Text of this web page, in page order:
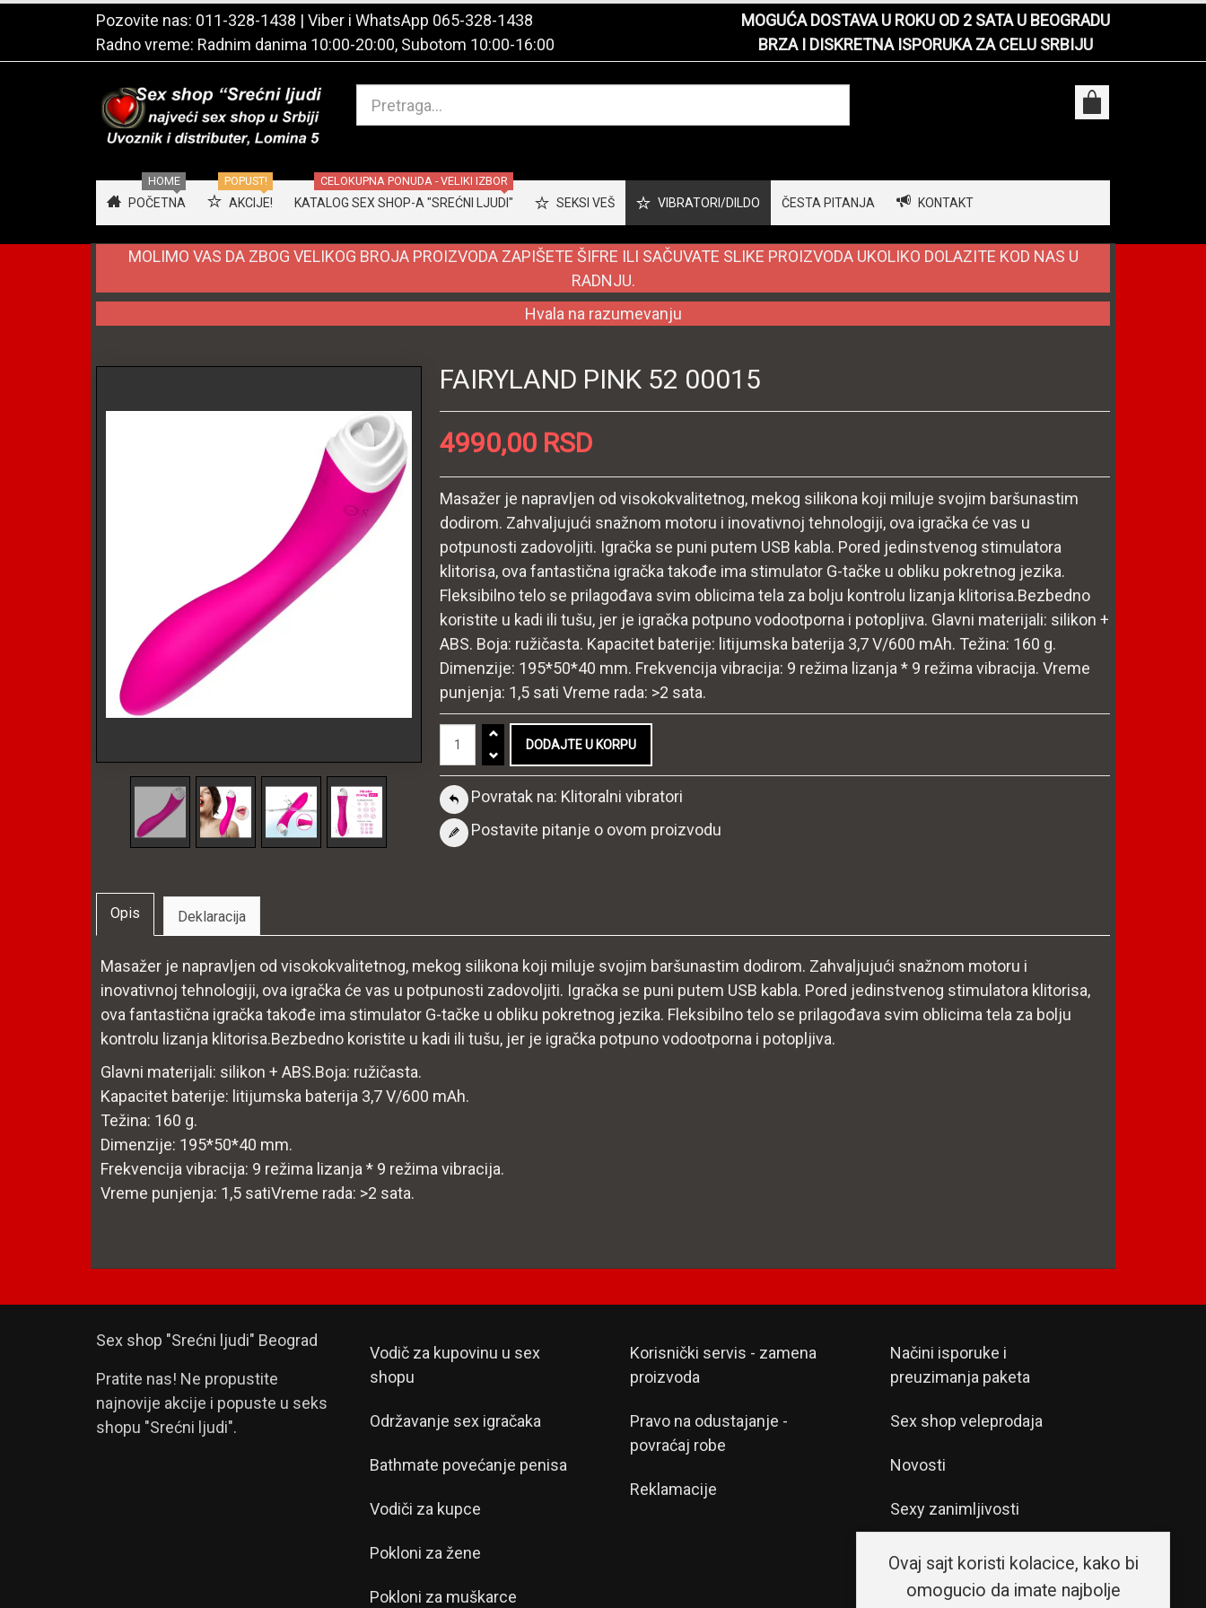
Pozovite nas: 011-328-1438 | Viber i WhatsApp 065-328-1438
Radno vreme: Radnim danima 10:00-20:00, Subotom 10:00-16:00
MOGUĆA DOSTAVA U ROKU OD 2 SATA U BEOGRADU
BRZA I DISKRETNA ISPORUKA ZA CELU SRBIJU
POČETNA
HOME
AKCIJE!
POPUST!
KATALOG SEX SHOP-A "SREĆNI LJUDI"
CELOKUPNA PONUDA - VELIKI IZBOR
SEKSI VEŠ VIBRATORI/DILDO ČESTA PITANJA KONTAKT
MOLIMO VAS DA ZBOG VELIKOG BROJA PROIZVODA ZAPIŠETE ŠIFRE ILI SAČUVATE SLIKE PROIZVODA UKOLIKO DOLAZITE KOD NAS U
RADNJU.
Hvala na razumevanju
FAIRYLAND PINK 52 00015
4990,00 RSD
Masažer je napravljen od visokokvalitetnog, mekog silikona koji miluje svojim baršunastim
dodirom. Zahvaljujući snažnom motoru i inovativnoj tehnologiji, ova igračka će vas u
potpunosti zadovoljiti. Igračka se puni putem USB kabla. Pored jedinstvenog stimulatora
klitorisa, ova fantastična igračka takođe ima stimulator G-tačke u obliku pokretnog jezika.
Fleksibilno telo se prilagođava svim oblicima tela za bolju kontrolu lizanja klitorisa.Bezbedno
koristite u kadi ili tušu, jer je igračka potpuno vodootporna i potopljiva. Glavni materijali: silikon +
ABS. Boja: ružičasta. Kapacitet baterije: litijumska baterija 3,7 V/600 mAh. Težina: 160 g.
Dimenzije: 195*50*40 mm. Frekvencija vibracija: 9 režima lizanja * 9 režima vibracija. Vreme
punjenja: 1,5 sati Vreme rada: >2 sata.
Povratak na: Klitoralni vibratori
Postavite pitanje o ovom proizvodu
Opis Deklaracija
Masažer je napravljen od visokokvalitetnog, mekog silikona koji miluje svojim baršunastim dodirom. Zahvaljujući snažnom motoru i
inovativnoj tehnologiji, ova igračka će vas u potpunosti zadovoljiti. Igračka se puni putem USB kabla. Pored jedinstvenog stimulatora klitorisa,
ova fantastična igračka takođe ima stimulator G-tačke u obliku pokretnog jezika. Fleksibilno telo se prilagođava svim oblicima tela za bolju
kontrolu lizanja klitorisa.Bezbedno koristite u kadi ili tušu, jer je igračka potpuno vodootporna i potopljiva.
Glavni materijali: silikon + ABS.Boja: ružičasta.
Kapacitet baterije: litijumska baterija 3,7 V/600 mAh.
Težina: 160 g.
Dimenzije: 195*50*40 mm.
Frekvencija vibracija: 9 režima lizanja * 9 režima vibracija.
Vreme punjenja: 1,5 satiVreme rada: >2 sata.
Sex shop "Srećni ljudi" Beograd
Pratite nas! Ne propustite
najnovije akcije i popuste u seks
shopu "Srećni ljudi".
Vodič za kupovinu u sex
shopu
Održavanje sex igračaka
Bathmate povećanje penisa
Vodiči za kupce
Pokloni za žene
Pokloni za muškarce
Korisnički servis - zamena
proizvoda
Pravo na odustajanje -
povraćaj robe
Reklamacije
Načini isporuke i
preuzimanja paketa
Sex shop veleprodaja
Novosti
Sexy zanimljivosti
Sex saveti
Snabdevanje apoteka
Ovaj sajt koristi kolacice, kako bi
omogucio da imate najbolje